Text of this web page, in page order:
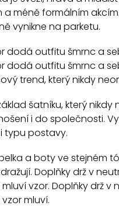
l
á
a
c
í
r
v
y
v
ý
a méně formálním
vynikne na parketu.
dodá outfitu šmrnc a
dodá outfitu šmrnc a
trend, který nikdy
šatníku, který nikdy
i do společnosti.
typu postavy.
a boty ve stejném
Doplňky drž v
vzor. Doplňky drž v
mluví.